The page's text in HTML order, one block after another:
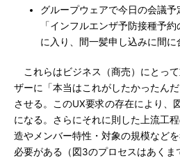
グループウェアで今日の会議予
「インフルエンザ予防接種予
に入り、間一髪申し込みに間に
これらはビジネス（商売）にとっ
ザーに「本当はこれがしたかったん
させる。このUX要求の存在により、
になる。さらにそれに則した上流工
造やメンバー特性・対象の規模など
必要がある（図3のプロセスはあく